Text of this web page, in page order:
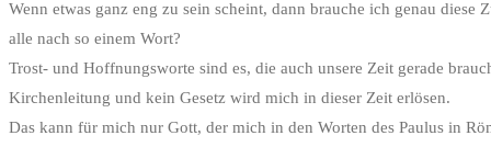
Wenn etwas ganz eng zu sein scheint, dann brauche ich genau
alle nach so einem Wort?
Trost- und Hoffnungsworte sind es, die auch unsere Zeit gerade
Kirchenleitung und kein Gesetz wird mich in dieser Zeit erlösen.
Das kann für mich nur Gott, der mich in den Worten des Paulus in